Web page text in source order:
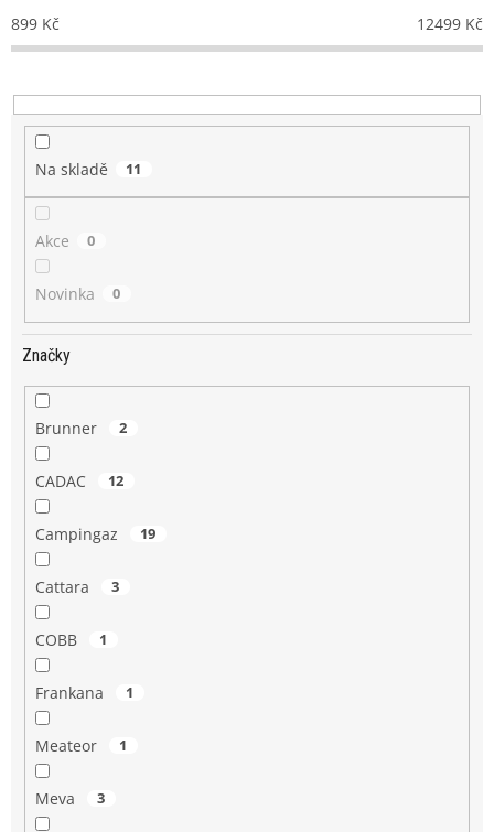
o
d
k
t
899 Kč 12499 Kč
Na skladě 11
Akce 0
Novinka 0
Značky
Brunner 2
CADAC 12
Campingaz 19
Cattara 3
COBB 1
Frankana 1
Meateor 1
Meva 3